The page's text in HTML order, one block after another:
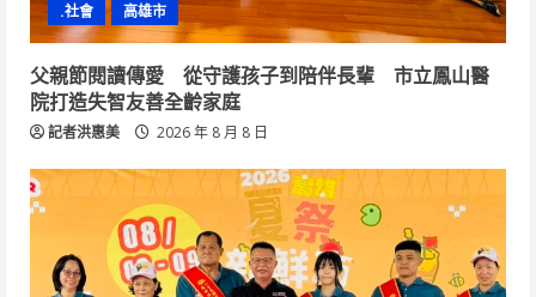
.社會 高雄市
父親節閱讀傳愛 從守護孩子到陪伴長輩 市立鳳山醫
院打造失智友善全齡家庭
記者洪惠美 2026 年 8 月 8 日